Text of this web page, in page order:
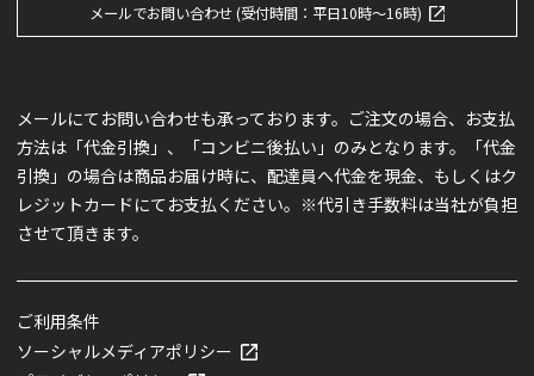
メールでお問い合わせ (受付時間：平日10時～16時)
メールにてお問い合わせも承っております。ご注文の場合、お支払
方法は「代金引換」、「コンビニ後払い」のみとなります。「代金
引換」の場合は商品お届け時に、配達員へ代金を現金、もしくはク
レジットカードにてお支払ください。※代引き手数料は当社が負担
させて頂きます。
ご利用条件
ソーシャルメディアポリシー